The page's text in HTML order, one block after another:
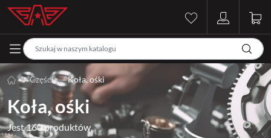
Części Koła, ośki
Koła, ośki
Jest 160 produktów.